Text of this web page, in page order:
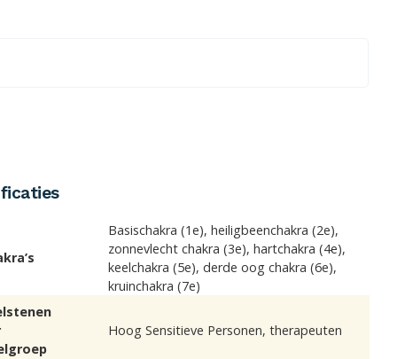
Basischakra (1e), heiligbeenchakra (2e),
zonnevlecht chakra (3e), hartchakra (4e),
keelchakra (5e), derde oog chakra (6e),
kruinchakra (7e)
Hoog Sensitieve Personen, therapeuten